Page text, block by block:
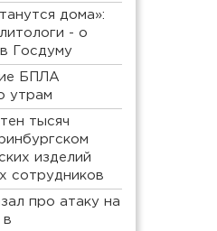
дома»:
- о
Госдуму
БПЛА
утрам
тысяч
изделий
сотрудников
про атаку на
в